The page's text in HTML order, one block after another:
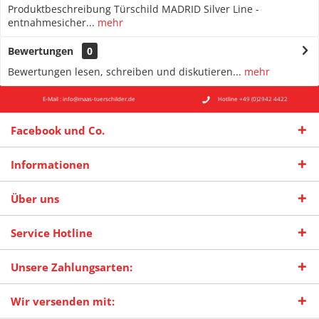
Produktbeschreibung Türschild MADRID Silver Line -
entnahmesicher... mehr
Bewertungen
0
Bewertungen lesen, schreiben und diskutieren... mehr
E-Mail : info@maas-tuerschilder.de Hotline +49 (0)2942 4422
Facebook und Co.
Informationen
Über uns
Service Hotline
Unsere Zahlungsarten:
Wir versenden mit: